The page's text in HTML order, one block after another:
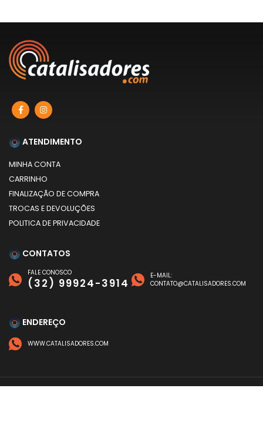
ATENDIMENTO
MINHA CONTA
CARRINHO
FINALIZAÇÃO DE COMPRA
TROCAS E DEVOLUÇÕES
POLITICA DE PRIVACIDADE
CONTATOS
FALE CONOSCO
(32) 99924-3914
E-MAIL:
CONTATO@CATALISADORES.COM
ENDEREÇO
WWW.CATALISADORES.COM